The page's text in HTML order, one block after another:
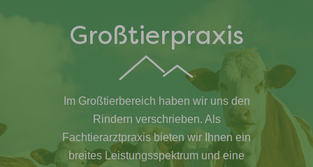
Großtierpraxis
Im Großtierbereich haben wir uns den
Rindern verschrieben. Als
Fachtierarztpraxis bieten wir Ihnen ein
breites Leistungsspektrum und eine